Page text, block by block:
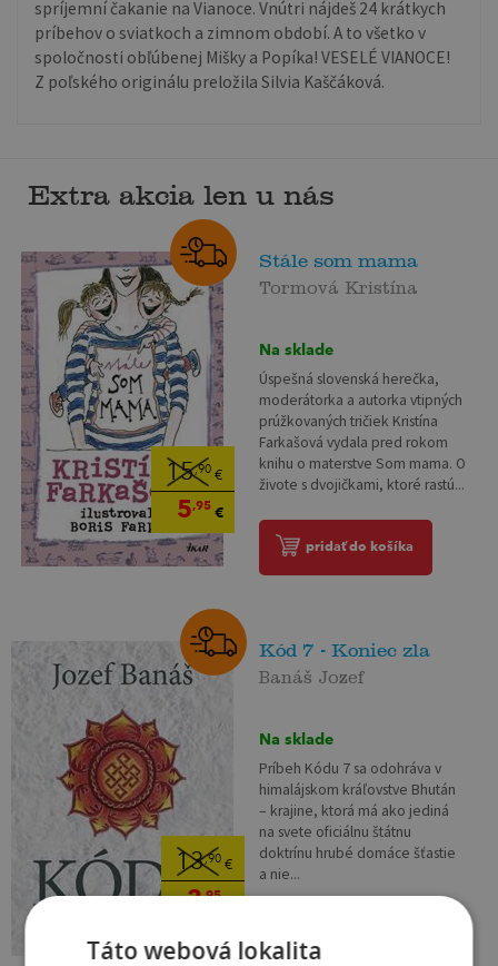
spríjemní čakanie na Vianoce. Vnútri nájdeš 24 krátkych
príbehov o sviatkoch a zimnom období. A to všetko v
spoločnosti obľúbenej Mišky a Popíka! VESELÉ VIANOCE!
Z poľského originálu preložila Silvia Kaščáková.
Extra akcia len u nás
15,90€
5,95€
Stále som mama
Tormová Kristína
Na sklade
Úspešná slovenská herečka,
moderátorka a autorka vtipných
prúžkovaných tričiek Kristína
Farkašová vydala pred rokom
knihu o materstve Som mama. O
živote s dvojičkami, ktoré rastú...
pridať do košíka
13,90€
3,95€
Kód 7 - Koniec zla
Banáš Jozef
Na sklade
Príbeh Kódu 7 sa odohráva v
himalájskom kráľovstve Bhután
– krajine, ktorá má ako jediná
na svete oficiálnu štátnu
doktrínu hrubé domáce šťastie
a nie...
Táto webová lokalita